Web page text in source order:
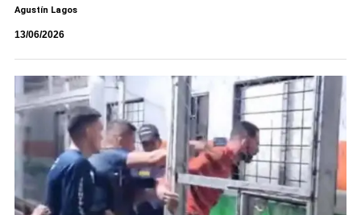
Agustín Lagos
13/06/2026